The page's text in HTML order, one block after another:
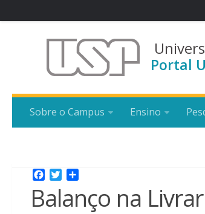
Portal
Sobre o Campus Ensino
Facebook
Twitter
Balanço na